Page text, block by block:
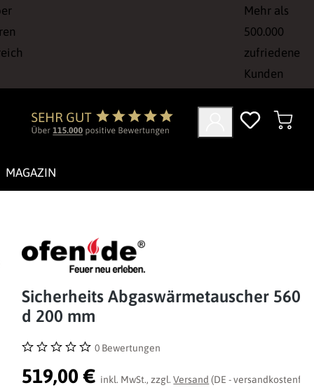
Mehr als
500.000
zufriedene
Kunden
MAGAZIN
Sicherheits Abgaswärmetauscher 560 x
d 200 mm
Durchschnittliche Bewertung von 0 von 5 Sternen
0 Bewertungen
519,00 € inkl. MwSt., zzgl.Versand (DE - versandkostenfrei